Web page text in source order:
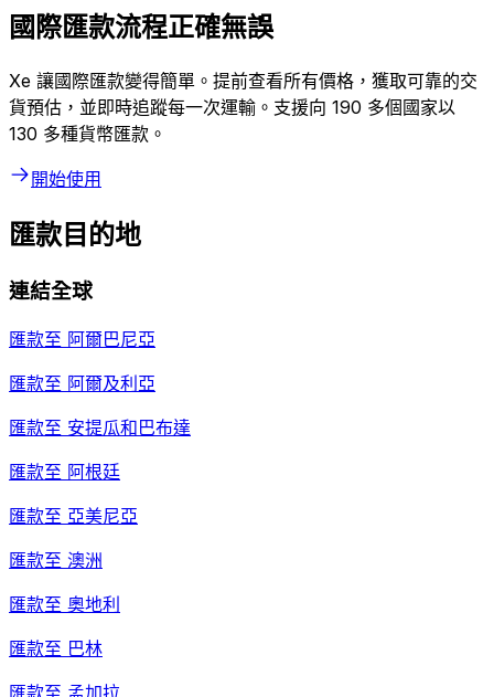
國際匯款流程正確無誤
Xe 讓國際匯款變得簡單。提前查看所有價格，獲取可靠的交
貨預估，並即時追蹤每一次運輸。支援向 190 多個國家以
130 多種貨幣匯款。
開始使用
匯款目的地
連結全球
匯款至 阿爾巴尼亞
匯款至 阿爾及利亞
匯款至 安提瓜和巴布達
匯款至 阿根廷
匯款至 亞美尼亞
匯款至 澳洲
匯款至 奧地利
匯款至 巴林
匯款至 孟加拉